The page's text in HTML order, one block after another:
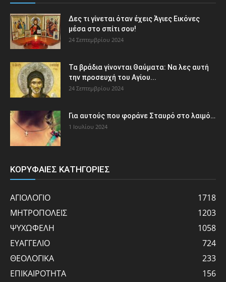
Δες τι γίνεται όταν έχεις Άγιες Εικόνες
μέσα στο σπίτι σου!
24 Σεπτεμβρίου 2024
Τα βράδια γίνονται Θαύματα: Να λες αυτή
την προσευχή του Αγίου...
24 Σεπτεμβρίου 2024
Για αυτούς που φοράνε Σταυρό στο λαιμό…
1 Ιουλίου 2024
ΚΟΡΥΦΑΙΕΣ ΚΑΤΗΓΟΡΙΕΣ
ΑΓΙΟΛΟΓΙΟ
1718
ΜΗΤΡΟΠΟΛΕΙΣ
1203
ΨΥΧΩΦΕΛΗ
1058
ΕΥΑΓΓΕΛΙΟ
724
ΘΕΟΛΟΓΙΚΑ
233
ΕΠΙΚΑΙΡΟΤΗΤΑ
156